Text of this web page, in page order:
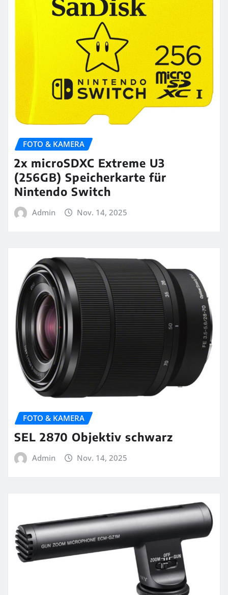
FOTO & KAMERA
2x microSDXC Extreme U3
(256GB) Speicherkarte für
Nintendo Switch
Admin Nov. 14, 2025
FOTO & KAMERA
SEL 2870 Objektiv schwarz
Admin Nov. 14, 2025